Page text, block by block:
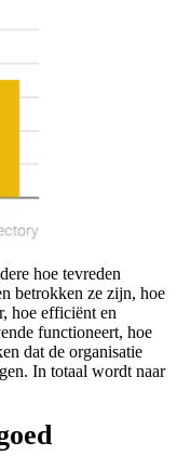
hoe tevreden
betrokken ze zijn, hoe
hoe efficiënt en
functioneert, hoe
dat de organisatie
In totaal wordt naar